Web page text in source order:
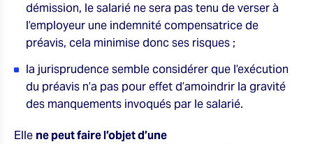
démission, le salarié ne sera pas tenu de verser à
l’employeur une indemnité compensatrice de
préavis, cela minimise donc ses risques ;
la jurisprudence semble considérer que l’exécution
du préavis n’a pas pour effet d’amoindrir la gravité
des manquements invoqués par le salarié.
Elle ne peut faire l’objet d’une